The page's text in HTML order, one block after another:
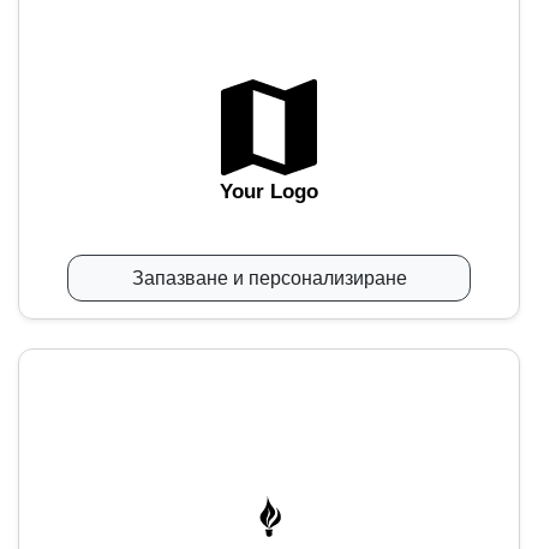
Your Logo
Запазване и персонализиране